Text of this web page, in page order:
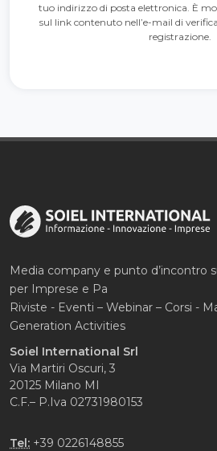
tuo indirizzo di posta elettronica. È
sul link contenuto nell’e-mail di
registrazione.
Media company e punto d’incontro
per Imprese e Pa
Riviste - Eventi – Webinar – Corsi -
Generation Activities
Soiel International Srl
Via Martiri Oscuri, 3
20125 Milano MI
C.F.– P.Iva 02731980153
Tel: +39 0226148855